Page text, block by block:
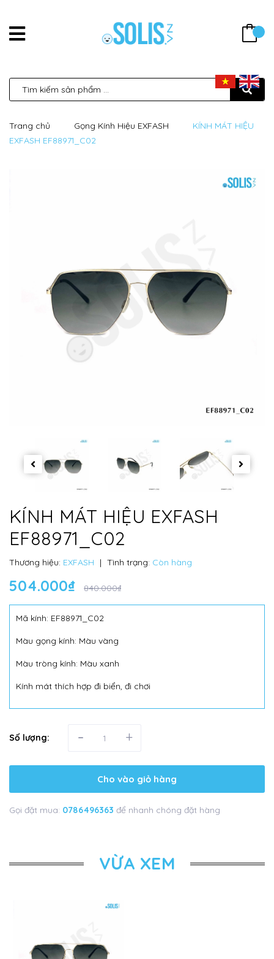
Trang chủ Gọng Kính Hiệu EXFASH
KÍNH MÁT HIỆU
EXFASH EF88971_C02
KÍNH MÁT HIỆU EXFASH
EF88971_C02
Thương hiệu: EXFASH | Tình trạng: Còn hàng
504.000₫ 840.000₫
Mã kính: EF88971_C02
Màu gọng kính: Màu vàng
Màu tròng kính: Màu xanh
Kính mát thích hợp đi biển, đi chơi
Số lượng: - +
Cho vào giỏ hàng
Gọi đặt mua: 0786496363 để nhanh chóng đặt hàng
VỪA XEM